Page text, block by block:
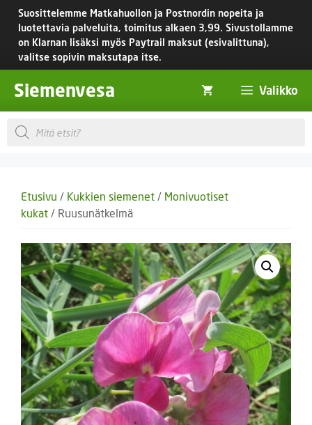
Siirry
sisältöön
Suosittelemme Matkahuollon ja Postnordin nopeita ja
luotettavia palveluita, toimitus alkaen 3,99. Sivustollamme
on Klarnan lisäksi myös Paytrail maksut (esivalittuna),
valitse sopivin maksutapa itse.
Siemenvesa Valikko
Products
search
Etusivu / Kukkien siemenet / Monivuotiset
kukat / Ruusunätkelmä